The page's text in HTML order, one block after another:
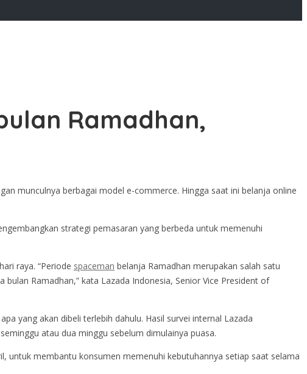
Ramadhan,
munculnya berbagai model e-commerce. Hingga saat ini belanja online
strategi pemasaran yang berbeda untuk memenuhi
raya. “Periode spaceman belanja Ramadhan merupakan salah satu
Ramadhan,” kata Lazada Indonesia, Senior Vice President of
yang akan dibeli terlebih dahulu. Hasil survei internal Lazada
atau dua minggu sebelum dimulainya puasa.
untuk membantu konsumen memenuhi kebutuhannya setiap saat selama